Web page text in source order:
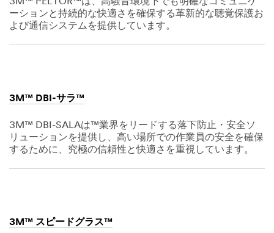
3M™ PELTOR™は、高騒音環境下でも明確なコミュニケ
ーションと持続的な快適さを確保する革新的な聴覚保護お
よび通信システムを提供しています。
1,
3M™ DBI-サラ™
3M™ DBI-SALAは™業界をリードする落下防止・安全ソ
リューションを提供し、高い場所での作業員の安全を確保
するために、究極の信頼性と快適さを重視しています。
1,
3M™ スピードグラス™